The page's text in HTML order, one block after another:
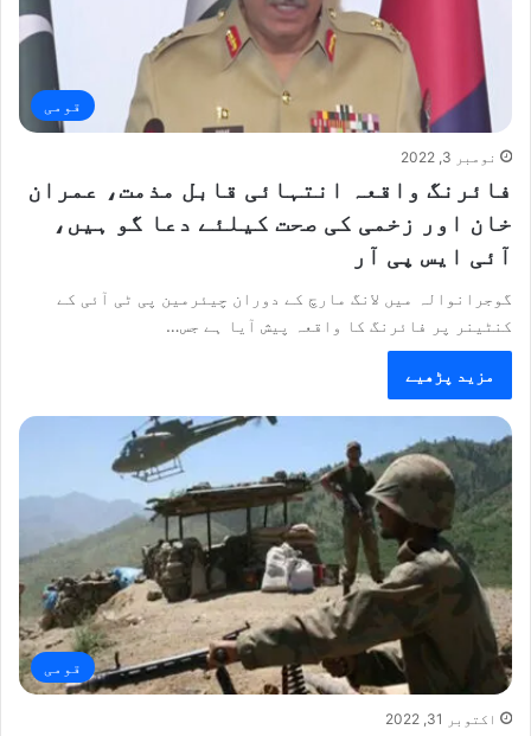
قومی
نومبر 3, 2022
فائرنگ واقعہ انتہائی قابل مذمت، عمران
خان اور زخمی کی صحت کیلئے دعا گو ہیں،
آئی ایس پی آر
گوجرانوالہ میں لانگ مارچ کے دوران چیئرمین پی ٹی آئی کے
کنٹینر پر فائرنگ کا واقعہ پیش آیا ہے جس…
مزید پڑھیے
قومی
اکتوبر 31, 2022